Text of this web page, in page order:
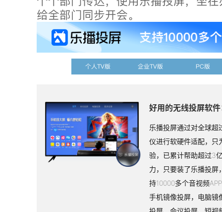
给全部门同步开会。
个人TV版 企业TV版 PC版
好用的无线投屏软
乐播投屏通过对全球超
仪进行软硬件适配，只
验，已累计帮助超过3
力，只要装了乐播投屏
持10000多个音视频
手机镜像投屏，电脑镜